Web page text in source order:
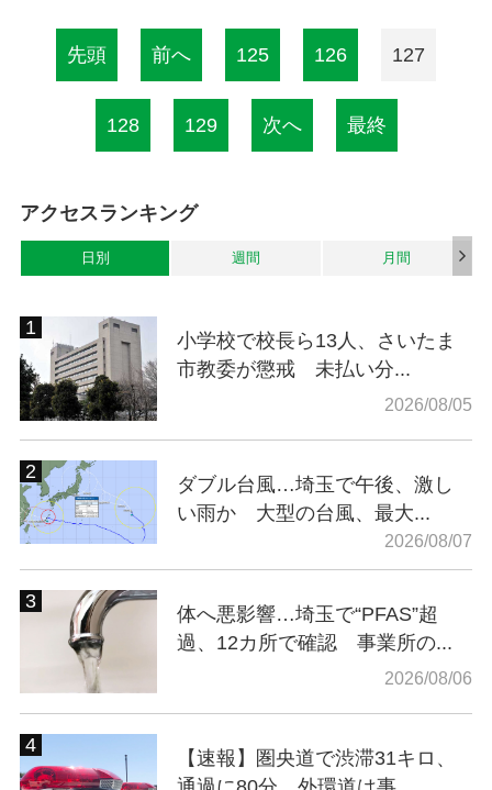
先頭 前へ 125 126 127
128 129 次へ 最終
アクセスランキング
日別 週間 月間
小学校で校長ら13人、さいたま
市教委が懲戒 未払い分...
2026/08/05
ダブル台風…埼玉で午後、激し
い雨か 大型の台風、最大...
2026/08/07
体へ悪影響…埼玉で“PFAS”超
過、12カ所で確認 事業所の...
2026/08/06
【速報】圏央道で渋滞31キロ、